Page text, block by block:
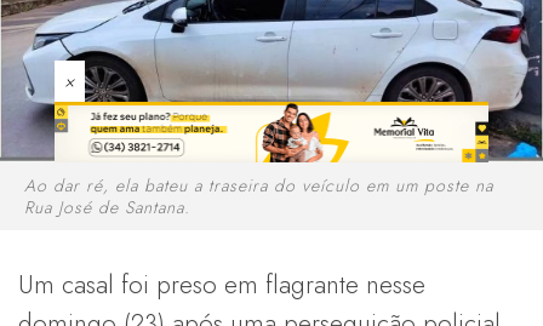
×
Ao dar ré, ela bateu a traseira do veículo em um poste na
Rua José de Santana.
Um casal foi preso em flagrante nesse